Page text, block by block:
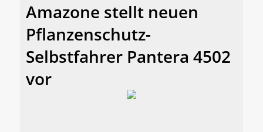
Amazone stellt neuen
Pflanzenschutz-
Selbstfahrer Pantera 4502
vor